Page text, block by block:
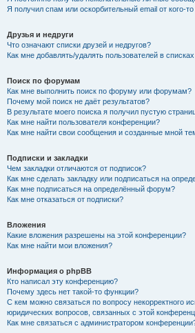
Я получил спам или оскорбительный email от кого-
Друзья и недруги
Что означают списки друзей и недругов?
Как мне добавлять/удалять пользователей в
Поиск по форумам
Как мне выполнить поиск по форуму или форумам?
Почему мой поиск не даёт результатов?
В результате моего поиска я получил пустую
Как мне найти пользователя конференции?
Как мне найти свои сообщения и созданные мной
Подписки и закладки
Чем закладки отличаются от подписок?
Как мне сделать закладку или подписаться на
Как мне подписаться на определённый форум?
Как мне отказаться от подписки?
Вложения
Какие вложения разрешены на этой конференции?
Как мне найти мои вложения?
Информация о phpBB
Кто написал эту конференцию?
Почему здесь нет такой-то функции?
С кем можно связаться по вопросу некорректного
юридических вопросов, связанных с этой
Как мне связаться с администратором